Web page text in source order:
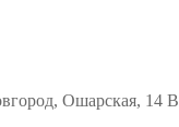
Ошарская, 14 В